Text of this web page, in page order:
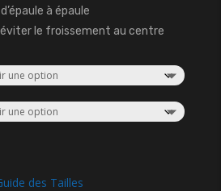
à épaule
éviter le froissement au centre
des Tailles